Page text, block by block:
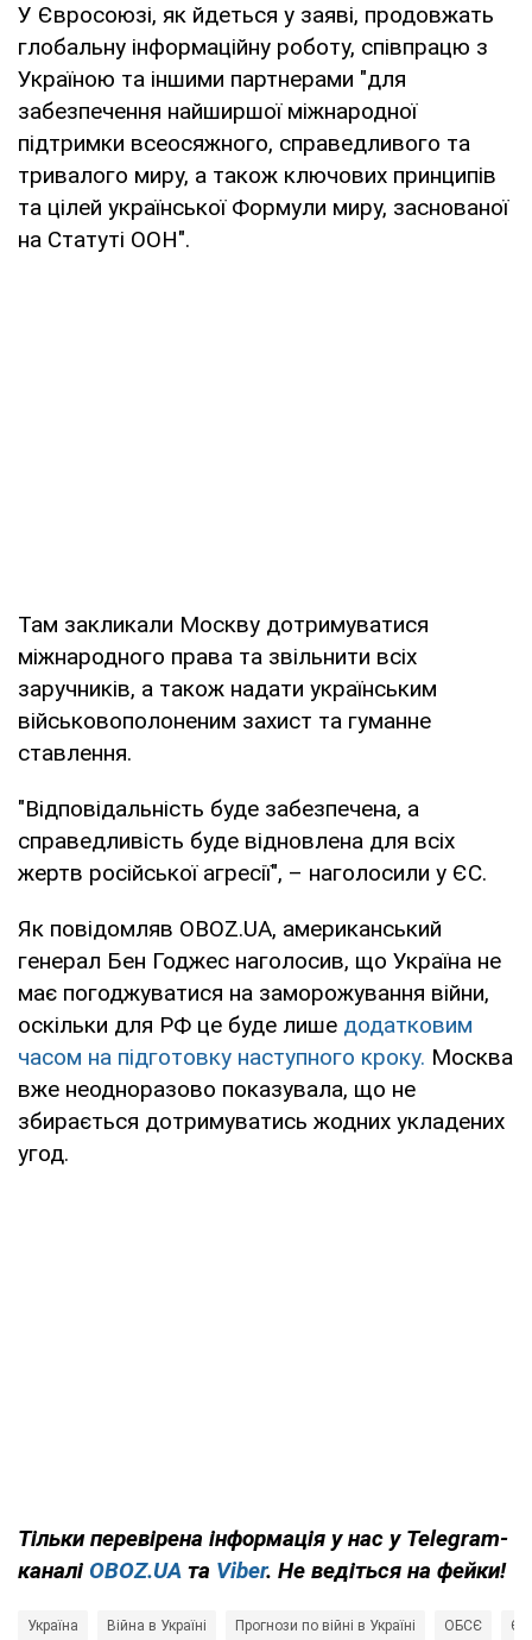
У Євросоюзі, як йдеться у заяві, продовжать
глобальну інформаційну роботу, співпрацю з
Україною та іншими партнерами "для
забезпечення найширшої міжнародної
підтримки всеосяжного, справедливого та
тривалого миру, а також ключових принципів
та цілей української Формули миру, заснованої
на Статуті ООН".
Там закликали Москву дотримуватися
міжнародного права та звільнити всіх
заручників, а також надати українським
військовополоненим захист та гуманне
ставлення.
"Відповідальність буде забезпечена, а
справедливість буде відновлена для всіх
жертв російської агресії", – наголосили у ЄС.
Як повідомляв OBOZ.UA, американський
генерал Бен Годжес наголосив, що Україна не
має погоджуватися на заморожування війни,
оскільки для РФ це буде лише додатковим
часом на підготовку наступного кроку. Москва
вже неодноразово показувала, що не
збирається дотримуватись жодних укладених
угод.
Тільки перевірена інформація у нас у Telegram-
каналі OBOZ.UA та Viber. Не ведіться на фейки!
Україна Війна в Україні Прогнози по війні в Україні ОБСЄ